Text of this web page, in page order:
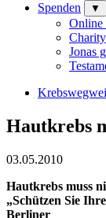
Spenden
▼
Online
Jonas
Hautkrebs
03.05.2010
Hautkrebs muss
„Schützen Sie
Berliner